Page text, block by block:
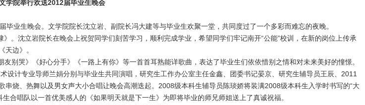
院举行欢送2012届毕业生晚会
业生晚会。文学院院长沈立岩、副院长冯大建等与毕业生欢聚一堂，共同度过了一个多彩而难忘的夜晚。
沈立岩院长在晚会上祝贺同学们刻苦学习，顺利完成学业，希望同学们牢记南开“公能”校训，在新的岗位上传承
天边》。
别哭》《好心分手》《一路上有你》等一首首耳熟能详歌曲，表达了毕业生们依依惜别之情和对未来美好的憧憬。
计专业导师兰娟分别与毕业生共同演唱，研究生工作办公室主任金鑫、团委书记晏京、研究生辅导员王辰、2011
烧、热舞以及男女声大小合唱让晚会高潮迭起。2008级本科生辅导员陈琰娇将装满2008级本科生入学时书写的“大
合唱队以一首优美感人的《如果明天就是下一生》为即将毕业的师兄师姐送上了真诚祝福。